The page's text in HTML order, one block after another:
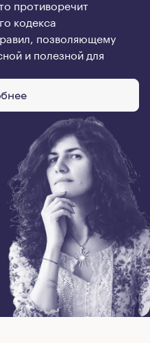
противоречит
кодекса
позволяющему
и полезной для